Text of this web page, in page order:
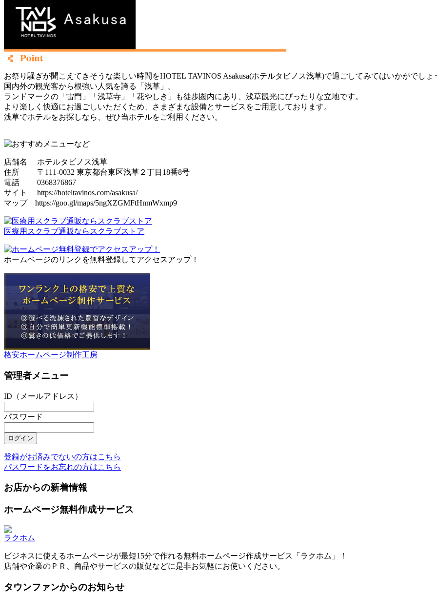
お祭り騒ぎが聞こえてきそうな楽しい時間をHOTEL TAVINOS Asakusa(ホテルタビノス浅草)で過ごしてみてはいかがでしょ
国内外の観光客から根強い人気を誇る「浅草」。
ランドマークの「雷門」「浅草寺」「花やしき」も徒歩圏内にあり、浅草観光にぴったりな立地です。
より楽しく快適にお過ごしいただくため、さまざまな設備とサービスをご用意しております。
浅草でホテルをお探しなら、ぜひ当ホテルをご利用ください。
店舗名 ホテルタビノス浅草
住所 〒111-0032 東京都台東区浅草２丁目18番8号
電話 0368376867
サイト https://hoteltavinos.com/asakusa/
マップ https://goo.gl/maps/5ngXZGMFtHnmWxmp9
医療用スクラブ通販ならスクラブストア
ホームページのリンクを無料登録してアクセスアップ！
格安ホームページ制作工房
管理者メニュー
ID（メールアドレス）
パスワード
登録がお済みでないの方はこちら
パスワードをお忘れの方はこちら
お店からの新着情報
ホームページ無料作成サービス
ラクホム
ビジネスに使えるホームページが最短15分で作れる無料ホームページ作成サービス「ラクホム」！
店舗や企業のＰＲ、商品やサービスの販促などに是非お気軽にお使いください。
タウンファンからのお知らせ